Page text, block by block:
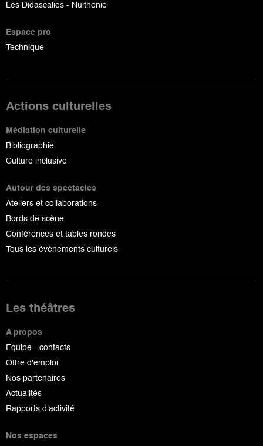
Les Didascalies - Nuithonie
Espace pro
Technique
Actions culturelles
Médiation culturelle
Bibliographie
Culture inclusive
Autour des spectacles
Ateliers et collaborations
Bords de scène
Conférences et tables rondes
Tous les événements culturels
Les théâtres
A propos
Equipe - contacts
Offre d'emploi
Nos partenaires
Actualités
Rapports d'activité
Nos espaces